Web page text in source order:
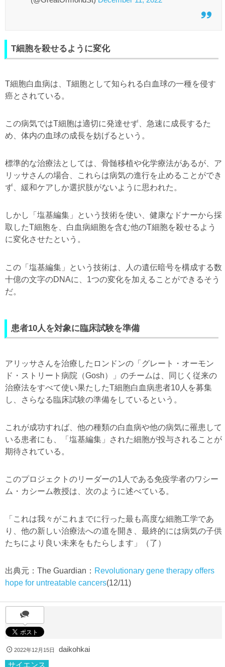
T細胞を殺せるように変化
T細胞白血病は、T細胞として知られる白血球の一種を侵す
癌とされている。
この病気ではT細胞は適切に発達せず、急速に成長するた
め、体内の血球の成長を妨げるという。
標準的な治療法としては、骨髄移植や化学療法があるが、ア
リッサさんの場合、これらは病気の進行を止めることができ
ず、緩和ケアしか選択肢がないように思われた。
しかし「塩基編集」という技術を使い、健康なドナーから採
取したT細胞を、白血病細胞を含む他のT細胞を殺せるよう
に変化させたという。
この「塩基編集」という技術は、人の遺伝暗号を構成する数
十億の文字のDNAに、1つの変化を加えることができるそう
だ。
患者10人を対象に臨床試験を準備
アリッサさんを治療したロンドンの「グレート・オーモン
ド・ストリート病院（Gosh）」のチームは、同じく従来の
治療法をすべて使い果たしたT細胞白血病患者10人を募集
し、さらなる臨床試験の準備をしているという。
これが成功すれば、他の種類の白血病や他の病気に罹患して
いる患者にも、「塩基編集」された細胞が投与されることが
期待されている。
このプロジェクトのリーダーの1人である免疫学者のワシー
ム・カシーム教授は、次のように述べている。
「これは我々がこれまでに行った最も高度な細胞工学であ
り、他の新しい治療法への道を開き、最終的には病気の子供
たちにより良い未来をもたらします」（了）
出典元：The Guardian： Revolutionary gene therapy offers
hope for untreatable cancers(12/11)
2022年12月15日
daikohkai
サイエンス